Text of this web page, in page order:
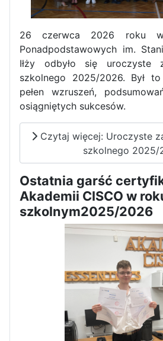
Dni Otwarte w „Staszicu”
nami
Informatycy zapraszają do
Zakończenie roku
26 czerwca 2026 roku w
Ponadpodstawowych im.
Iłży odbyło się uroczyste
szkolnego 2025/2026. Był
pełen wzruszeń,
osiągniętych sukcesów.
Czytaj więcej: Uroczyste
szkolnego 2025/
Ostatnia garść
Akademii CISCO w
szkolnym2025/2026